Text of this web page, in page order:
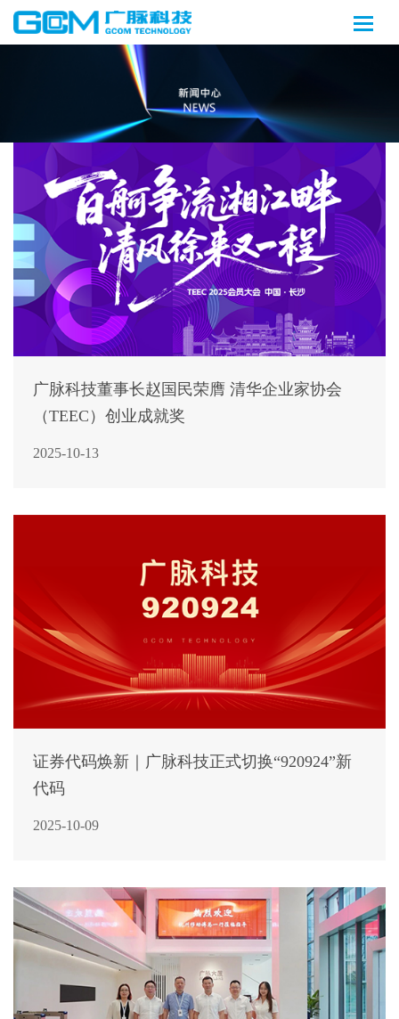
广脉科技董事长赵国民荣膺 清华企业家协会
（TEEC）创业成就奖
2025-10-13
证券代码焕新｜广脉科技正式切换“920924”新
代码
2025-10-09